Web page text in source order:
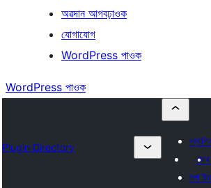
অৱদান আগবঢ়াওক
যোগাযোগ
WordPress পাওক
WordPress পাওক
Plugin Directory
মোৰ
লগ